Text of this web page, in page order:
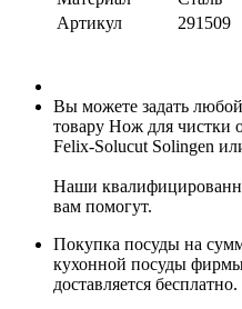
Артикул
291509
Вы можете задать
товару Нож для чистки
Felix-Solucut Solingen
Наши
вам помогут.
Покупка посуды на
кухонной посуды
доставляется бесплатно.